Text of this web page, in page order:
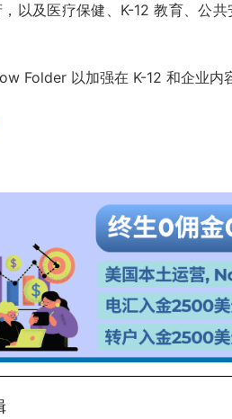
以及医疗保健、K-12 教育、公
Folder 以加强在 K-12 和企业内